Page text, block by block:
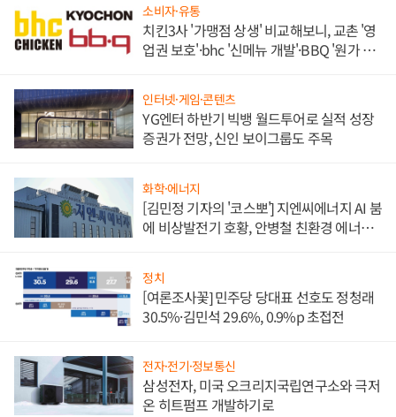
소비자·유통
치킨3사 '가맹점 상생' 비교해보니, 교촌 '영
업권 보호'·bhc '신메뉴 개발'·BBQ '원가 부
인터넷·게임·콘텐츠
YG엔터 하반기 빅뱅 월드투어로 실적 성장
증권가 전망, 신인 보이그룹도 주목
화학·에너지
[김민정 기자의 '코스뽀'] 지엔씨에너지 AI 붐
에 비상발전기 호황, 안병철 친환경 에너지
정치
[여론조사꽃] 민주당 당대표 선호도 정청래
30.5%·김민석 29.6%, 0.9%p 초접전
전자·전기·정보통신
삼성전자, 미국 오크리지국립연구소와 극저
온 히트펌프 개발하기로